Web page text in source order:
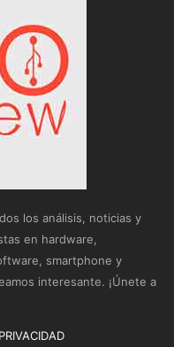
los análisis, noticias y
en hardware,
smartphone y
interesante. ¡Únete a